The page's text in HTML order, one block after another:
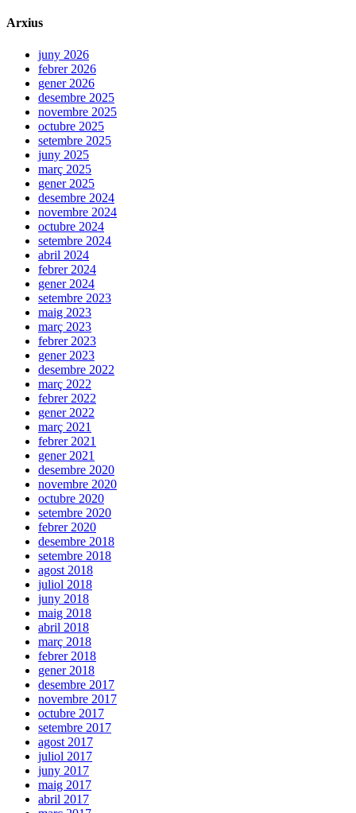
Arxius
juny 2026
febrer 2026
gener 2026
desembre 2025
novembre 2025
octubre 2025
setembre 2025
juny 2025
març 2025
gener 2025
desembre 2024
novembre 2024
octubre 2024
setembre 2024
abril 2024
febrer 2024
gener 2024
setembre 2023
maig 2023
març 2023
febrer 2023
gener 2023
desembre 2022
març 2022
febrer 2022
gener 2022
març 2021
febrer 2021
gener 2021
desembre 2020
novembre 2020
octubre 2020
setembre 2020
febrer 2020
desembre 2018
setembre 2018
agost 2018
juliol 2018
juny 2018
maig 2018
abril 2018
març 2018
febrer 2018
gener 2018
desembre 2017
novembre 2017
octubre 2017
setembre 2017
agost 2017
juliol 2017
juny 2017
maig 2017
abril 2017